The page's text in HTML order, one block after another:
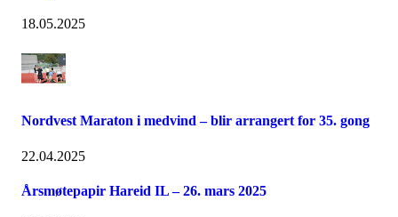
18.05.2025
Nordvest Maraton i medvind – blir arrangert for 35. gong
22.04.2025
Årsmøtepapir Hareid IL – 26. mars 2025